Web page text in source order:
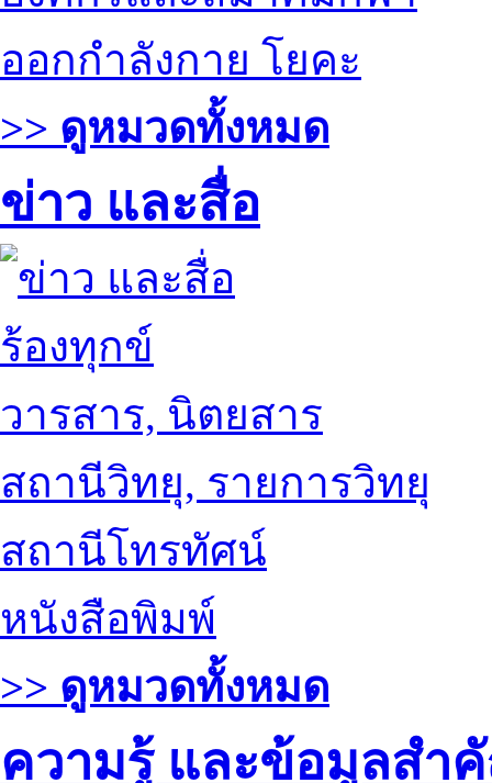
ออกกำลังกาย โยคะ
>> ดูหมวดทั้งหมด
ข่าว และสื่อ
ร้องทุกข์
วารสาร, นิตยสาร
สถานีวิทยุ, รายการวิทยุ
สถานีโทรทัศน์
หนังสือพิมพ์
>> ดูหมวดทั้งหมด
ความรู้ และข้อมูลสำ